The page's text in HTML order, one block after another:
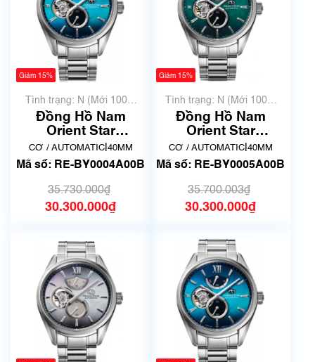
Giảm 15%
Tình trạng: N (Mới 100%
chưa qua sử dụng)
Đồng Hồ Nam
Orient Star
Contemporary RE-
BY0004A00B - New
CƠ / AUTOMATIC| 40MM
Mã số: RE-BY0004A00B
35.730.000₫
30.300.000₫
Giảm 15%
Tình trạng: N (Mới 100%
chưa qua sử dụng)
Đồng Hồ Nam
Orient Star
Contemporary RE-
BY0005A00B - New
CƠ / AUTOMATIC| 40MM
Mã số: RE-BY0005A00B
35.700.003₫
30.300.000₫